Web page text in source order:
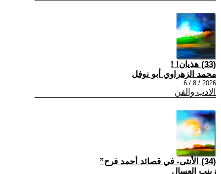
(33) هذيان! !
محمد الزهراوي أبو نوفل
2026 / 8 / 6
الادب والفن
(34) الأنثى- في قصائد أحمد فرح”
زينب العسال